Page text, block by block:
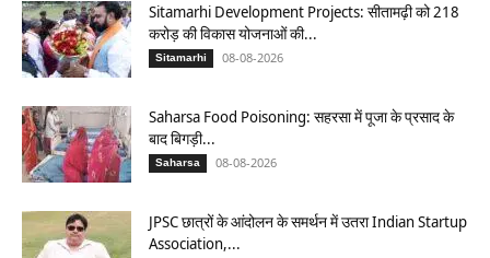
Sitamarhi Development Projects: सीतामढ़ी को 218
करोड़ की विकास योजनाओं की...
Sitamarhi 08-08-2026
Saharsa Food Poisoning: सहरसा में पूजा के प्रसाद के
बाद बिगड़ी...
Saharsa 08-08-2026
JPSC छात्रों के आंदोलन के समर्थन में उतरा Indian Startup
Association,...